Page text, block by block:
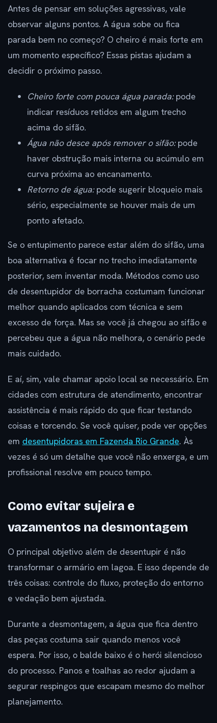
Antes de pensar em soluções agressivas, vale
observar alguns pontos. A água sobe ou fica
parada bem no começo? O cheiro é mais forte em
um momento específico? Essas pistas ajudam a
decidir o próximo passo.
Cheiro forte com pouca água parada:pode
indicar resíduos retidos em algum trecho
acima do sifão.
Água não desce após remover o sifão:pode
haver obstrução mais interna ou acúmulo em
curva próxima ao encanamento.
Retorno de água:pode sugerir bloqueio mais
sério, especialmente se houver mais de um
ponto afetado.
Se o entupimento parece estar além do sifão, uma
boa alternativa é focar no trecho imediatamente
posterior, sem inventar moda. Métodos como uso
de desentupidor de borracha costumam funcionar
melhor quando aplicados com técnica e sem
excesso de força. Mas se você já chegou ao sifão e
percebeu que a água não melhora, o cenário pede
mais cuidado.
E aí, sim, vale chamar apoio local se necessário. Em
cidades com estrutura de atendimento, encontrar
assistência é mais rápido do que ficar testando
coisas e torcendo. Se você quiser, pode ver opções
em desentupidoras em Fazenda Rio Grande. Às
vezes é só um detalhe que você não enxerga, e um
profissional resolve em pouco tempo.
Como evitar sujeira e
vazamentos na desmontagem
O principal objetivo além de desentupir é não
transformar o armário em lagoa. E isso depende de
três coisas: controle do fluxo, proteção do entorno
e vedação bem ajustada.
Durante a desmontagem, a água que fica dentro
das peças costuma sair quando menos você
espera. Por isso, o balde baixo é o herói silencioso
do processo. Panos e toalhas ao redor ajudam a
segurar respingos que escapam mesmo do melhor
planejamento.